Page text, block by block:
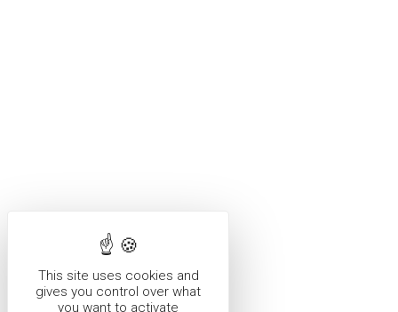
This site uses cookies and
gives you control over what
you want to activate